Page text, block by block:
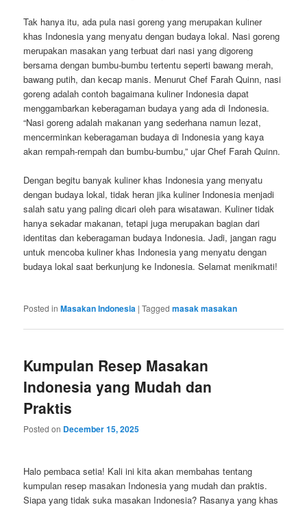
Tak hanya itu, ada pula nasi goreng yang merupakan kuliner
khas Indonesia yang menyatu dengan budaya lokal. Nasi goreng
merupakan masakan yang terbuat dari nasi yang digoreng
bersama dengan bumbu-bumbu tertentu seperti bawang merah,
bawang putih, dan kecap manis. Menurut Chef Farah Quinn, nasi
goreng adalah contoh bagaimana kuliner Indonesia dapat
menggambarkan keberagaman budaya yang ada di Indonesia.
“Nasi goreng adalah makanan yang sederhana namun lezat,
mencerminkan keberagaman budaya di Indonesia yang kaya
akan rempah-rempah dan bumbu-bumbu,” ujar Chef Farah Quinn.
Dengan begitu banyak kuliner khas Indonesia yang menyatu
dengan budaya lokal, tidak heran jika kuliner Indonesia menjadi
salah satu yang paling dicari oleh para wisatawan. Kuliner tidak
hanya sekadar makanan, tetapi juga merupakan bagian dari
identitas dan keberagaman budaya Indonesia. Jadi, jangan ragu
untuk mencoba kuliner khas Indonesia yang menyatu dengan
budaya lokal saat berkunjung ke Indonesia. Selamat menikmati!
Posted in Masakan Indonesia |Tagged masak masakan
Kumpulan Resep Masakan
Indonesia yang Mudah dan
Praktis
Posted on December 15, 2025
Halo pembaca setia! Kali ini kita akan membahas tentang
kumpulan resep masakan Indonesia yang mudah dan praktis.
Siapa yang tidak suka masakan Indonesia? Rasanya yang khas